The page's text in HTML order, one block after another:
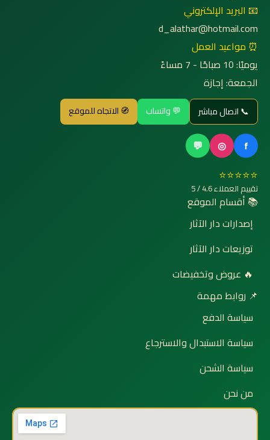
📧 البريد الإلكتروني
d_alathar@hotmail.com
⏰ مواعيد العمل
يوميًا: 10 صباحًا - 7 مساءً
الجمعة: إجازة
📞 اتصال مباشر 💬 واتساب 🧭 الاتجاه للموقع
f
◎
💬
⭐⭐⭐⭐⭐
تقييم العملاء 4.6 / 5
📚 أقسام الموقع
إصدارات دار الآثار
توزيعات دار الآثار
🔥 عروض وتخفيضات
📌 روابط مهمة
سياسة الدفع
سياسة الاستبدال والاسترجاع
سياسة الشحن
من نحن